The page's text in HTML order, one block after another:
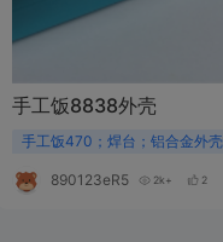
加长）
245焊台
手工饭8838外壳
手工饭470；焊台；铝合金外壳
890123eR589Z2k+ 2